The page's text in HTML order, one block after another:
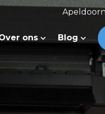
ons Blog